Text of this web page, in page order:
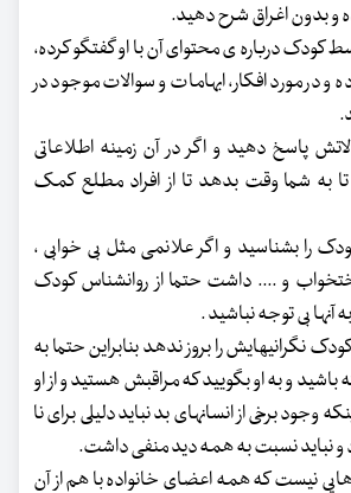
و بدون اغراق شرح دهید.
کودک درباره ی محتوای آن با او گفتگو کرده،
در مورد افکار، ابهامات و سوالات موجود در
پاسخ دهید و اگر در آن زمینه اطلاعاتی
تا به شما وقت بدهد تا از افراد مطلع کمک
را بشناسید و اگر علانمی مثل بی خوابی ،
و .... داشت حتما از روانشناس کودک
بی توجه نباشید .
نگرانیهایش را بروز ندهد بنابراین حتما به
و به او بگویید که مراقبش هستید و از او
وجود برخی از انسانهای بد نباید دلیلی برای نا
و نباید نسبت به همه دید منفی داشت.
هایی نیست که همه اعضای خانواده با هم از آن